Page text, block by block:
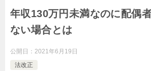
年収130万円未満なのに配偶
ない場合とは
公開日： 2021年6月19日
法改正